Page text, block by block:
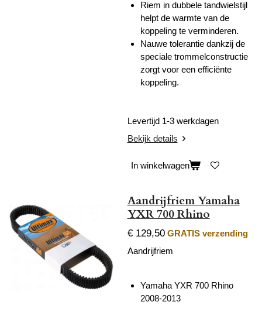
Riem in dubbele tandwielstijl
helpt de warmte van de
koppeling te verminderen.
Nauwe tolerantie dankzij de
speciale trommelconstructie
zorgt voor een efficiënte
koppeling.
Levertijd 1-3 werkdagen
Bekijk details
In winkelwagen
Aandrijfriem Yamaha
YXR 700 Rhino
€ 129,50 GRATIS verzending
Aandrijfriem
Yamaha YXR 700 Rhino
2008-2013